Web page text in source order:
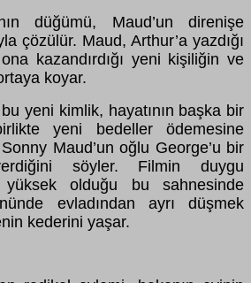
düğümü, Maud’un direnişe
çözülür. Maud, Arthur’a yazdığı
kazandırdığı yeni kişiliğin ve
koyar.
bu yeni kimlik, hayatının başka bir
yeni bedeller ödemesine
Maud’un oğlu George’u bir
söyler. Filmin duygu
olduğu bu sahnesinde
evladından ayrı düşmek
kederini yaşar.